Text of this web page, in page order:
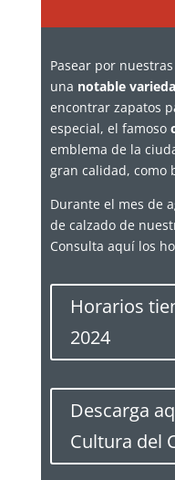
Pasear por
una notable
encontrar zapatos
especial, el famoso
emblema de la
gran calidad, como
Durante el mes de
de calzado de
Consulta aquí los
Horarios
2024
Descarga
Cultura del